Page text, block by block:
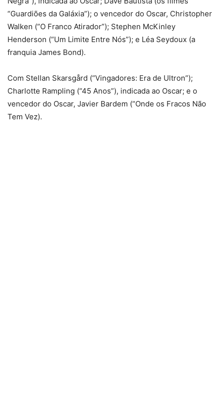
“Guardiões da Galáxia”); o vencedor do Oscar, Christopher
Walken (“O Franco Atirador”); Stephen McKinley
Henderson (“Um Limite Entre Nós”); e Léa Seydoux (a
franquia James Bond).
Com Stellan Skarsgård (“Vingadores: Era de Ultron”);
Charlotte Rampling (“45 Anos”), indicada ao Oscar; e o
vencedor do Oscar, Javier Bardem (“Onde os Fracos Não
Tem Vez).